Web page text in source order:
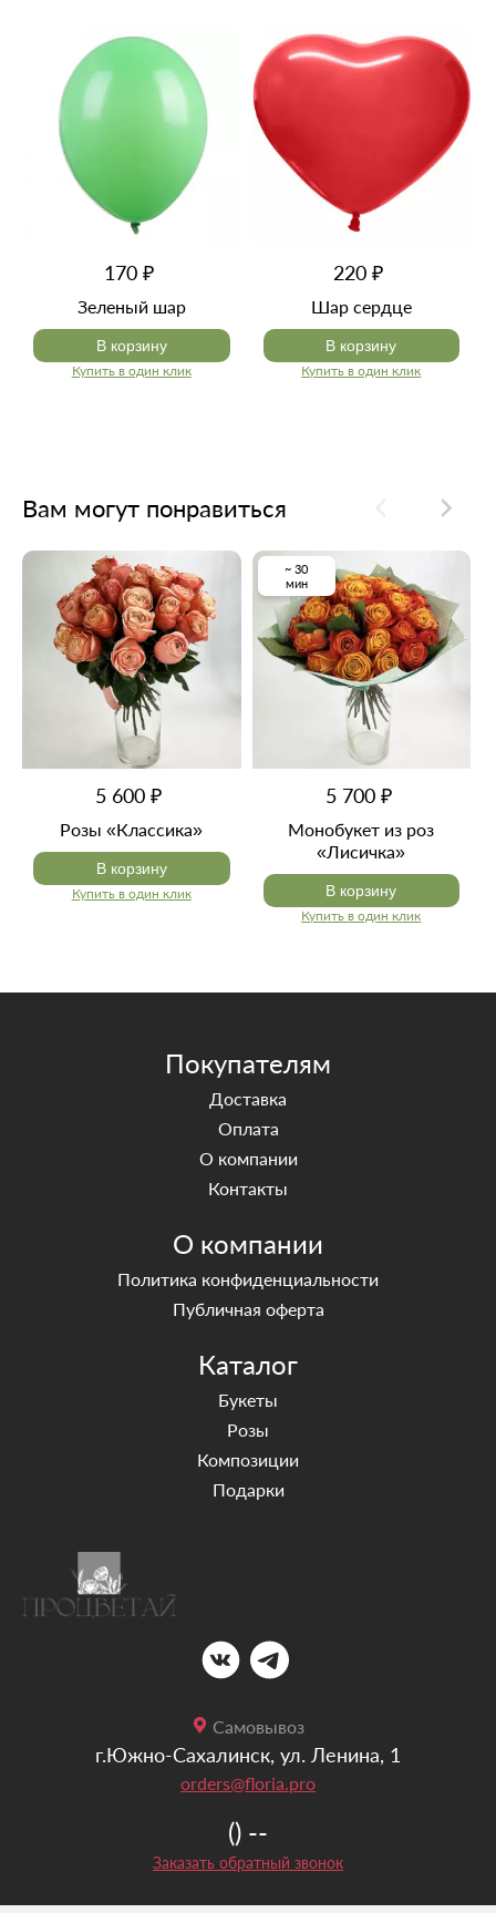
170 ₽
Зеленый шар
Купить в один клик
В корзину
220 ₽
Шар сердце
Купить в один клик
В корзину
Вам могут понравиться
5 600 ₽
Розы «Классика»
Купить в один клик
В корзину
~ 30
мин
5 700 ₽
Монобукет из роз
«Лисичка»
Купить в один клик
В корзину
Самовывоз
г.Южно-Сахалинск, ул. Ленина, 1
orders@floria.pro
() --
Заказать обратный звонок
Каталог
Букеты
Розы
Композиции
Подарки
Покупателям
Доставка
Оплата
О компании
Контакты
О компании
Политика конфиденциальности
Публичная оферта